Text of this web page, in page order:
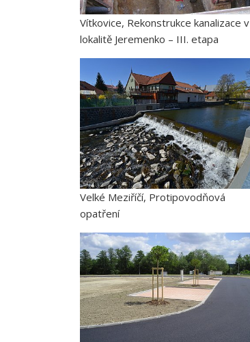
Vítkovice, Rekonstrukce kanalizace v
lokalitě Jeremenko – III. etapa
Velké Meziříčí, Protipovodňová
opatření